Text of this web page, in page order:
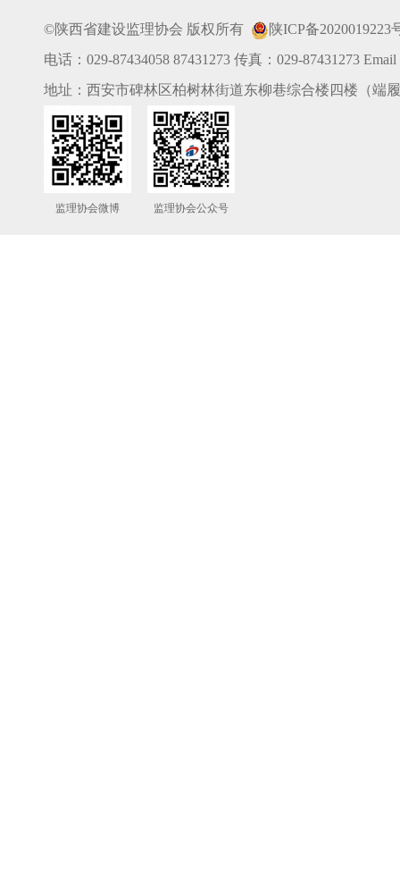
©陕西省建设监理协会 版权所有
陕ICP备2020019223
电话：029-87434058 87431273 传真：029-87431273
地址：西安市碑林区柏树林街道东柳巷综合楼四楼（端
监理协会微博 监理协会公众号